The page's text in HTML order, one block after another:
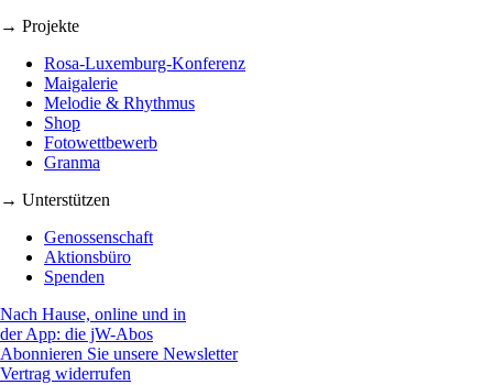
→ Projekte
Rosa-Luxemburg-Konferenz
Maigalerie
Melodie & Rhythmus
Shop
Fotowettbewerb
Granma
→ Unterstützen
Genossenschaft
Aktionsbüro
Spenden
Nach Hause, online und in
der App: die jW-Abos
Abonnieren Sie unsere Newsletter
Vertrag widerrufen